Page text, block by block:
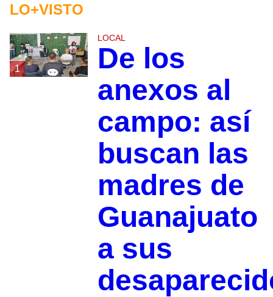
LO+VISTO
1
LOCAL
De los
anexos al
campo: así
buscan las
madres de
Guanajuato
a sus